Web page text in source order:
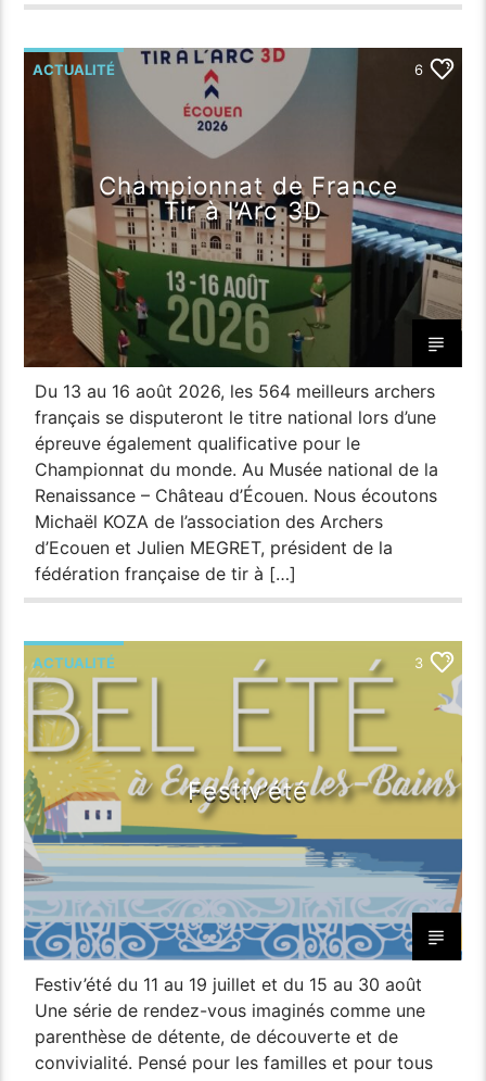
ACTUALITÉ 6
Championnat de France
Tir à l’Arc 3D
Du 13 au 16 août 2026, les 564 meilleurs archers
français se disputeront le titre national lors d’une
épreuve également qualificative pour le
Championnat du monde. Au Musée national de la
Renaissance – Château d’Écouen. Nous écoutons
Michaël KOZA de l’association des Archers
d’Ecouen et Julien MEGRET, président de la
fédération française de tir à […]
ACTUALITÉ 3
Festiv’été
Festiv’été du 11 au 19 juillet et du 15 au 30 août
Une série de rendez-vous imaginés comme une
parenthèse de détente, de découverte et de
convivialité. Pensé pour les familles et pour tous